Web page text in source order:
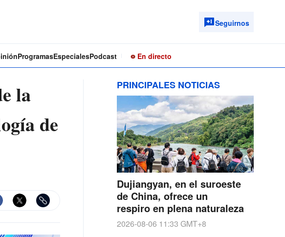
Seguirnos
ProgramasEspecialesPodcast En directo
la
de
PRINCIPALES NOTICIAS
Dujiangyan, en el suroeste
de China, ofrece un
respiro en plena naturaleza
2026-08-06 11:33 GMT+8